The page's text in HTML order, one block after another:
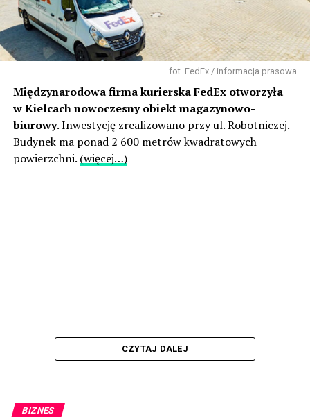
fot. FedEx / informacja prasowa
Międzynarodowa firma kurierska FedEx otworzyła
w Kielcach nowoczesny obiekt magazynowo-
biurowy. Inwestycję zrealizowano przy ul. Robotniczej.
Budynek ma ponad 2 600 metrów kwadratowych
powierzchni. (więcej…)
CZYTAJ DALEJ
BIZNES